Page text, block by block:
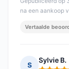
na een aankoop
Vertaalde
S
Sylvie B.